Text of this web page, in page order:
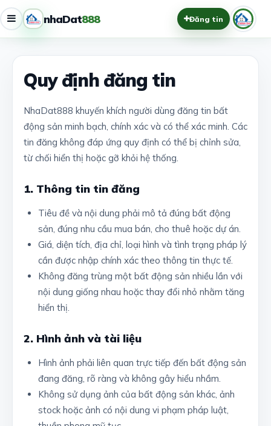
nhaDat888 Đăng tin
Quy định đăng tin
NhaDat888 khuyến khích người dùng đăng tin bất
động sản minh bạch, chính xác và có thể xác minh. Các
tin đăng không đáp ứng quy định có thể bị chỉnh sửa,
từ chối hiển thị hoặc gỡ khỏi hệ thống.
1. Thông tin tin đăng
Tiêu đề và nội dung phải mô tả đúng bất động
sản, đúng nhu cầu mua bán, cho thuê hoặc dự án.
Giá, diện tích, địa chỉ, loại hình và tình trạng pháp lý
cần được nhập chính xác theo thông tin thực tế.
Không đăng trùng một bất động sản nhiều lần với
nội dung giống nhau hoặc thay đổi nhỏ nhằm tăng
hiển thị.
2. Hình ảnh và tài liệu
Hình ảnh phải liên quan trực tiếp đến bất động sản
đang đăng, rõ ràng và không gây hiểu nhầm.
Không sử dụng ảnh của bất động sản khác, ảnh
stock hoặc ảnh có nội dung vi phạm pháp luật,